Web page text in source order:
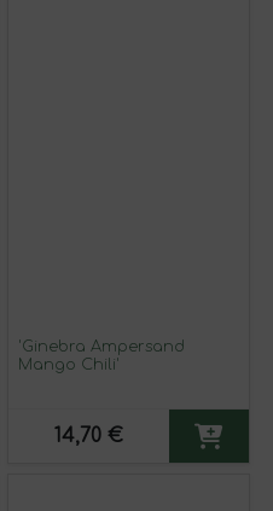
'Ginebra Ampersand
Mango Chili'
14,70 €